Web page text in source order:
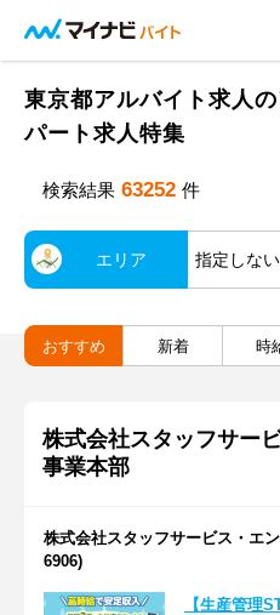
東京都アルバイト求人
パート求人特集
検索結果 63252 件
エリア 指定しない
おすすめ 新着 時
株式会社スタッフサー
事業本部
株式会社スタッフサービス・エ
6906)
【生産管理